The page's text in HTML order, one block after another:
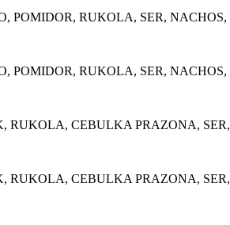
RUKOLA, SER, NACHOS,
POMIDOR, RUKOLA, SER,
RUKOLA, CEBULKA PRAZONA, SER,
RUKOLA, CEBULKA PRAZONA,